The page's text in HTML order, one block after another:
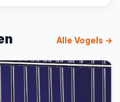
Alle Vogels →